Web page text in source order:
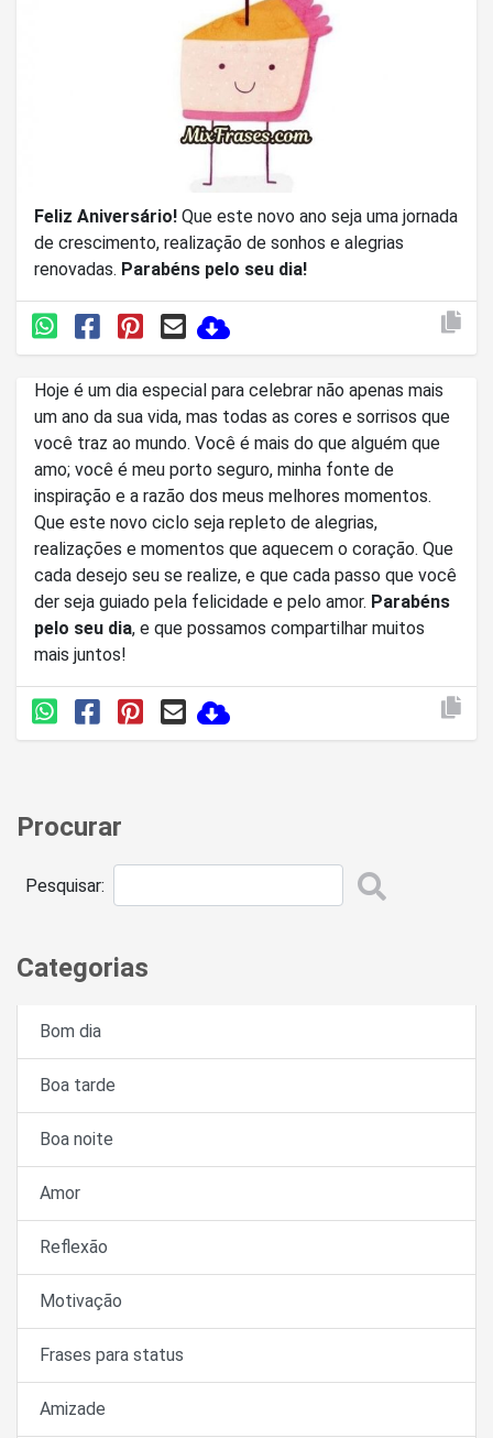
Feliz Aniversário! Que este novo ano seja uma jornada
de crescimento, realização de sonhos e alegrias
renovadas. Parabéns pelo seu dia!
Hoje é um dia especial para celebrar não apenas mais
um ano da sua vida, mas todas as cores e sorrisos que
você traz ao mundo. Você é mais do que alguém que
amo; você é meu porto seguro, minha fonte de
inspiração e a razão dos meus melhores momentos.
Que este novo ciclo seja repleto de alegrias,
realizações e momentos que aquecem o coração. Que
cada desejo seu se realize, e que cada passo que você
der seja guiado pela felicidade e pelo amor. Parabéns
pelo seu dia, e que possamos compartilhar muitos
mais juntos!
Procurar
Pesquisar:
Categorias
Bom dia
Boa tarde
Boa noite
Amor
Reflexão
Motivação
Frases para status
Amizade